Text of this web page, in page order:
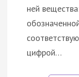
ней
цифрой…